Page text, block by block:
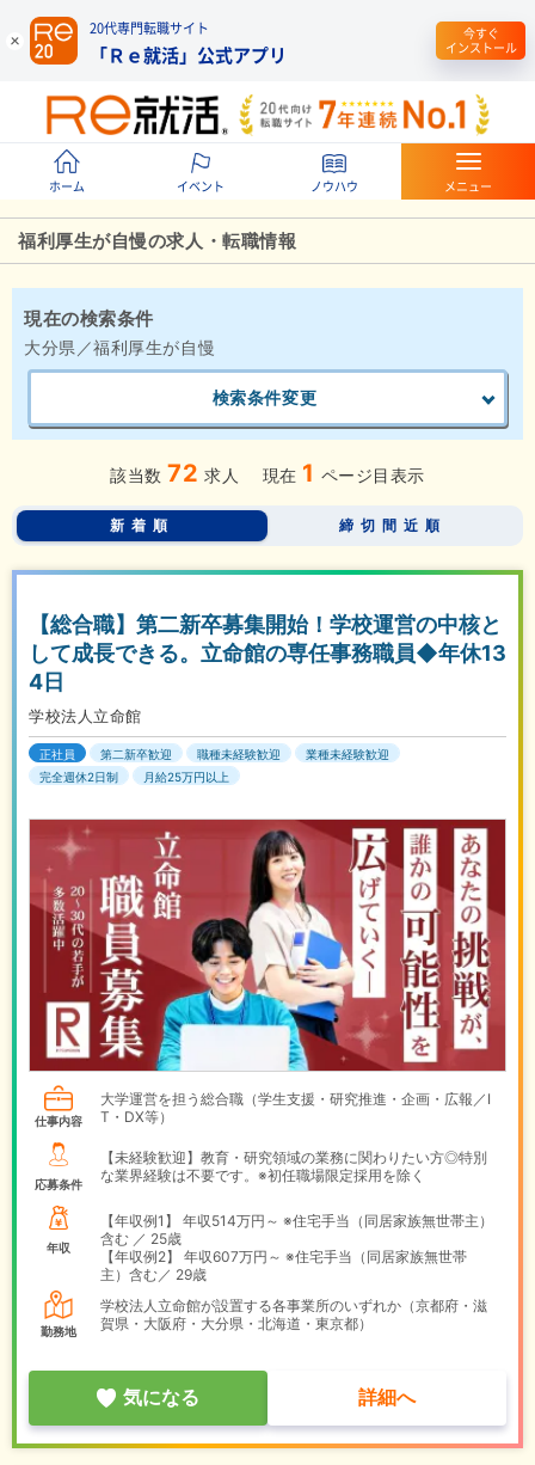
20代専門転職サイト
「Ｒｅ就活」公式アプリ
今すぐ
インストール
ホーム イベント ノウハウ メニュー
福利厚生が自慢の求人・転職情報
現在の検索条件
大分県／福利厚生が自慢
検索条件変更
該当数 72 求人 現在 1 ページ目表示
新着順 締切間近順
【総合職】第二新卒募集開始！学校運営の中核と
して成長できる。立命館の専任事務職員◆年休13
4日
学校法人立命館
正社員 第二新卒歓迎 職種未経験歓迎
業種未経験歓迎
完全週休2日制
月給25万円以上
仕事内容
大学運営を担う総合職（学生支援・研究推進・企画・広報／I
T・DX等）
応募条件
【未経験歓迎】教育・研究領域の業務に関わりたい方◎特別
な業界経験は不要です。※初任職場限定採用を除く
年収
【年収例1】
年収514万円～ ※住宅手当（同居家族無世帯主）
含む ／ 25歳
【年収例2】
年収607万円～ ※住宅手当（同居家族無世帯
主）含む／ 29歳
勤務地
学校法人立命館が設置する各事業所のいずれか（京都府・滋
賀県・大阪府・大分県・北海道・東京都）
気になる 詳細へ